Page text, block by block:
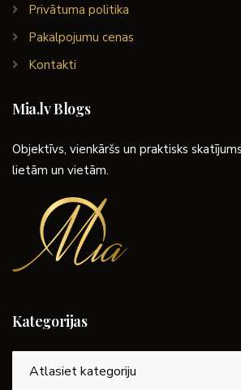
Privātuma politika
Pakalpojumu cenas
Kontakti
Mia.lv Blogs
Objektīvs, vienkāršs un praktisks
lietām un vietām.
Kategorijas